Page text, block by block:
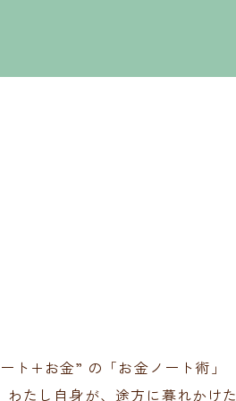
ト+お金” の「お金ノート術」
たし自身が、途方に暮れかけた